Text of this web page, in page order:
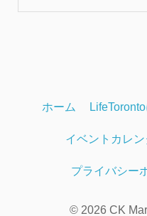
ホーム
イベントカレン
プライバシー
© 2026 CK